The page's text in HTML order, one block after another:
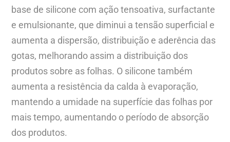
base de silicone com ação tensoativa, surfactante
e emulsionante, que diminui a tensão superficial e
aumenta a dispersão, distribuição e aderência das
gotas, melhorando assim a distribuição dos
produtos sobre as folhas. O silicone também
aumenta a resistência da calda à evaporação,
mantendo a umidade na superfície das folhas por
mais tempo, aumentando o período de absorção
dos produtos.